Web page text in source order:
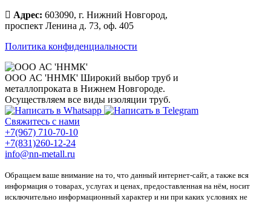
Адрес: 603090, г. Нижний Новгород,
проспект Ленина д. 73, оф. 405
Политика конфиденциальности
ООО АС 'ННМК' Широкий выбор труб и
металлопроката в Нижнем Новгороде.
Осуществляем все виды изоляции труб.
Свяжитесь с нами
+7(967) 710-70-10
+7(831)260-12-24
info@nn-metall.ru
Обращаем ваше внимание на то, что данный интернет-сайт, а также вся
информация о товарах, услугах и ценах, предоставленная на нём, носит
исключительно информационный характер и ни при каких условиях не